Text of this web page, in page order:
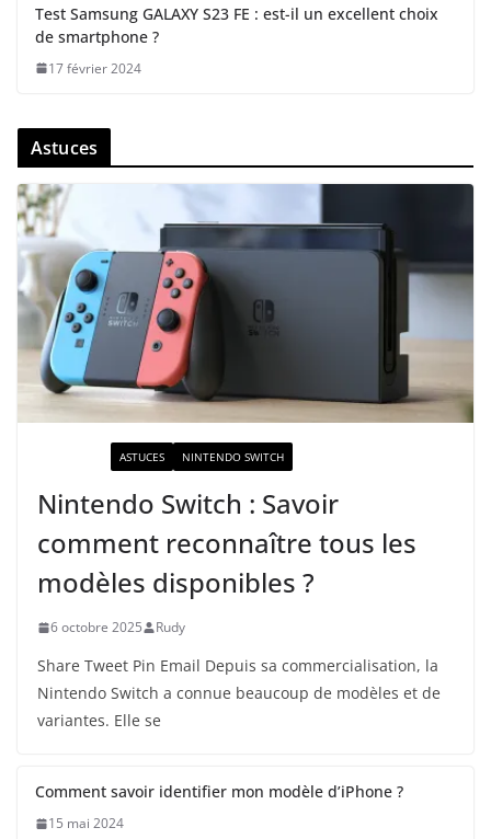
Test Samsung GALAXY S23 FE : est-il un excellent choix
de smartphone ?
17 février 2024
Astuces
ASTUCES NINTENDO SWITCH
Nintendo Switch : Savoir
comment reconnaître tous les
modèles disponibles ?
6 octobre 2025 Rudy
Share Tweet Pin Email Depuis sa commercialisation, la
Nintendo Switch a connue beaucoup de modèles et de
variantes. Elle se
Comment savoir identifier mon modèle d’iPhone ?
15 mai 2024